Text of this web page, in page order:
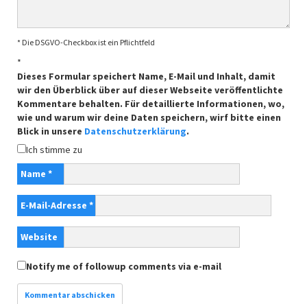
* Die DSGVO-Checkbox ist ein Pflichtfeld
*
Dieses Formular speichert Name, E-Mail und Inhalt, damit
wir den Überblick über auf dieser Webseite veröffentlichte
Kommentare behalten. Für detaillierte Informationen, wo,
wie und warum wir deine Daten speichern, wirf bitte einen
Blick in unsere Datenschutzerklärung.
Ich stimme zu
Name *
E-Mail-Adresse *
Website
Notify me of followup comments via e-mail